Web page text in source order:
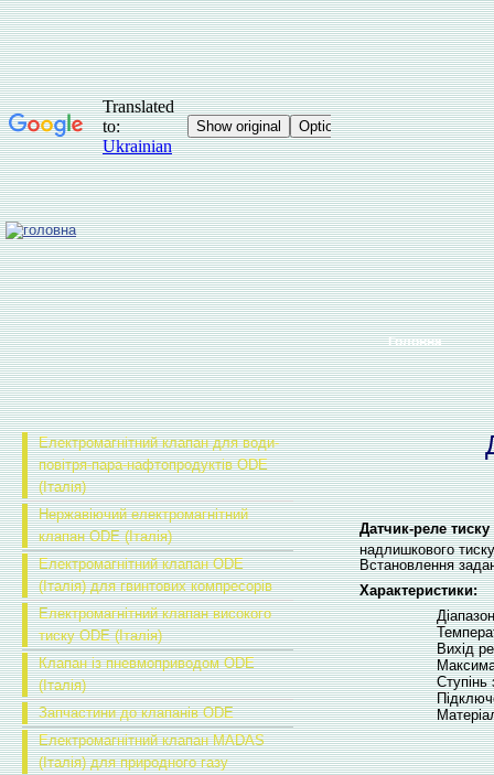
Головна
Електромагнітний клапан для води-
повітря-пара-нафтопродуктів ODE
(Італія)
Нержавіючий електромагнітний
клапан ODE (Італія)
Електромагнітний клапан ODE
(Італія) для гвинтових компресорів
Електромагнітний клапан високого
тиску ODE (Італія)
Клапан із пневмоприводом ODE
(Італія)
Запчастини до клапанів ODE
Електромагнітний клапан MADAS
(Італія) для природного газу
Датчик-реле
надлишкового
Встановлення
Характеристики:
Вихід